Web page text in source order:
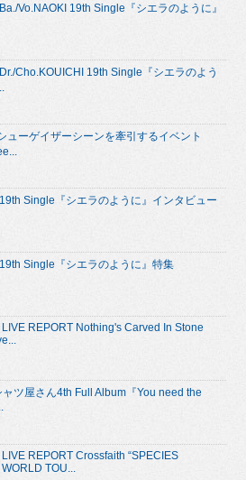
Vo.NAOKI 19th Single『シエラのように』
Cho.KOUICHI 19th Single『シエラのよう
ューゲイザーシーンを牽引するイベント
Single『シエラのように』インタビュー
Single『シエラのように』特集
REPORT Nothing's Carved In Stone
ャツ屋さん4th Full Album『You need the
REPORT Crossfaith “SPECIES
TOU...